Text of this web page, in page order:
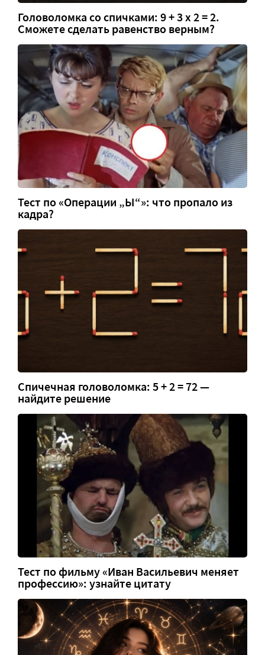
Головоломка со спичками: 9 + 3 х 2 = 2.
Сможете сделать равенство верным?
Тест по «Операции „Ы“»: что пропало из
кадра?
Спичечная головоломка: 5 + 2 = 72 —
найдите решение
Тест по фильму «Иван Васильевич меняет
профессию»: узнайте цитату